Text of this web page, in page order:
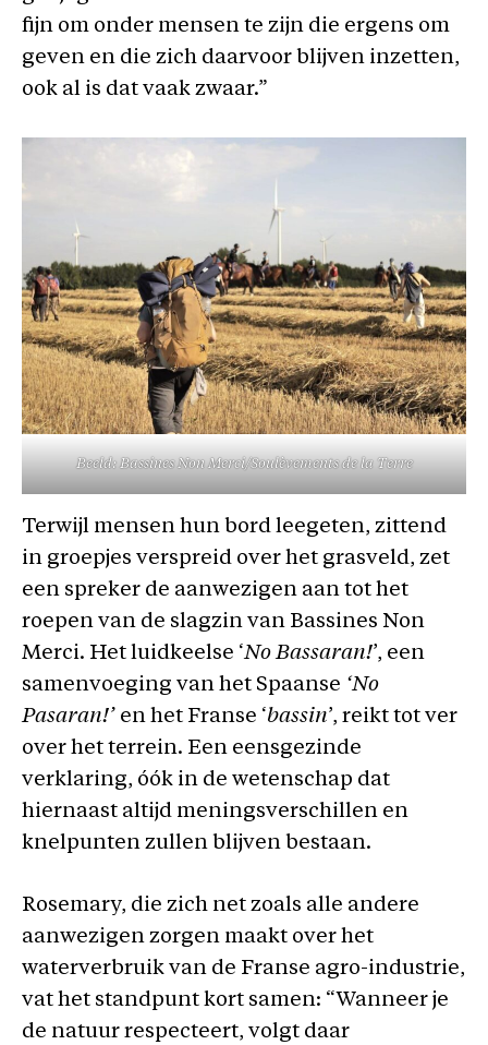
fijn om onder mensen te zijn die ergens om
geven en die zich daarvoor blijven inzetten,
ook al is dat vaak zwaar.”
Beeld: Bassines Non Merci/Soulèvements de la Terre
Terwijl mensen hun bord leegeten, zittend
in groepjes verspreid over het grasveld, zet
een spreker de aanwezigen aan tot het
roepen van de slagzin van Bassines Non
Merci. Het luidkeelse ‘No Bassaran!’, een
samenvoeging van het Spaanse ‘No
Pasaran!’ en het Franse ‘bassin’, reikt tot ver
over het terrein. Een eensgezinde
verklaring, óók in de wetenschap dat
hiernaast altijd meningsverschillen en
knelpunten zullen blijven bestaan.
Rosemary, die zich net zoals alle andere
aanwezigen zorgen maakt over het
waterverbruik van de Franse agro-industrie,
vat het standpunt kort samen: “Wanneer je
de natuur respecteert, volgt daar